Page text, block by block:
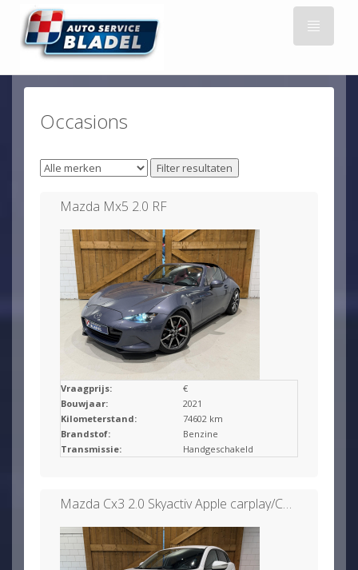
Occasions
Mazda Mx5 2.0 RF
Vraagprijs:
€
Bouwjaar:
2021
Kilometerstand:
74602 km
Brandstof:
Benzine
Transmissie:
Handgeschakeld
Mazda Cx3 2.0 Skyactiv Apple carplay/Camera/Headup